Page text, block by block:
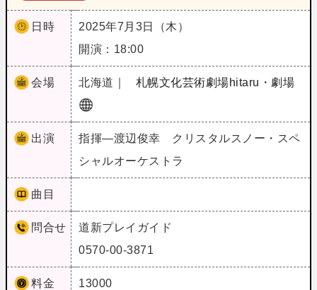
日時
2025年7月3日（木）
開演：18:00
会場 北海道｜ 札幌文化芸術劇場hitaru・劇場
出演
指揮―渡辺俊幸 クリスタルスノー・スペ
シャルオーケストラ
曲目
問合せ
道新プレイガイド
0570-00-3871
料金 13000